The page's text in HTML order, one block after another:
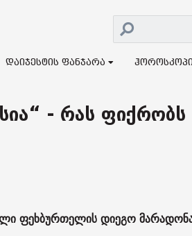
დაიჯესტის ფანჯარა
- რას ფიქრობს
ფეხბურთელის დიეგო